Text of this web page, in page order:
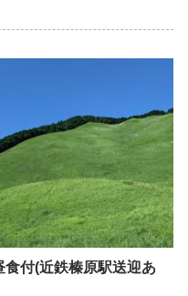
食付(近鉄榛原駅送迎あ